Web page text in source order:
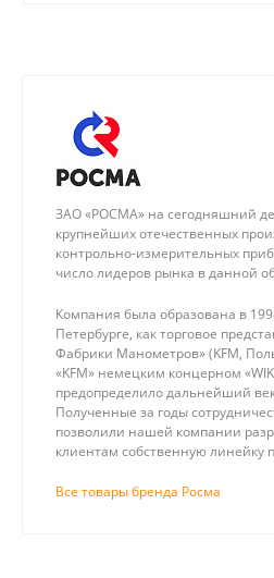
ЗАО «РОСМА» на сегодняшний
крупнейших отечественных
контрольно-измерительных
число лидеров рынка в данной
Компания была образована в
Петербурге, как торговое
Фабрики Манометров» (KFM,
«KFM» немецким концерном
предопределило дальнейший
Полученные за годы
позволили нашей компании
клиентам собственную линейку
Все товары бренда Росма